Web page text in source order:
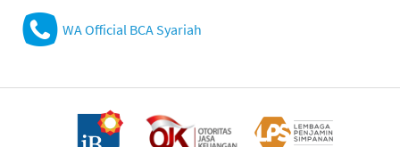
WA Official BCA Syariah